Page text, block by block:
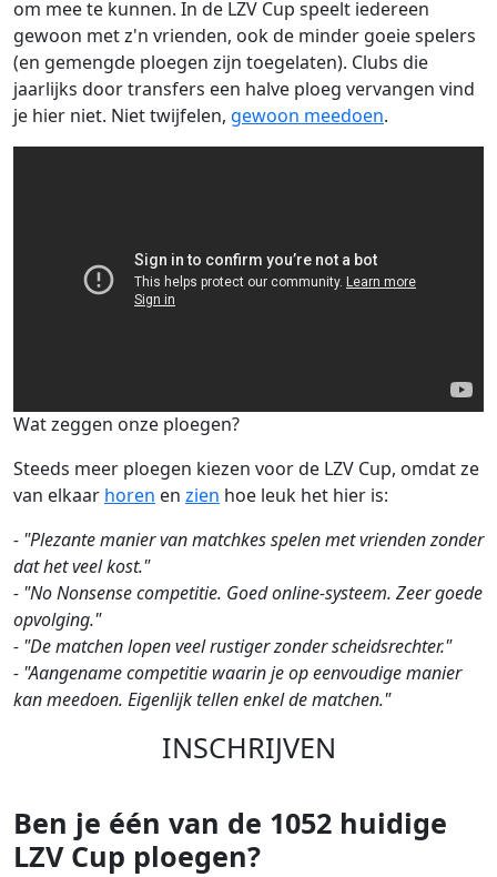
om mee te kunnen. In de LZV Cup speelt iedereen
gewoon met z'n vrienden, ook de minder goeie spelers
(en gemengde ploegen zijn toegelaten). Clubs die
jaarlijks door transfers een halve ploeg vervangen vind
je hier niet. Niet twijfelen, gewoon meedoen.
Wat zeggen onze ploegen?
Steeds meer ploegen kiezen voor de LZV Cup, omdat ze
van elkaar horen en zien hoe leuk het hier is:
- "Plezante manier van matchkes spelen met vrienden zonder
dat het veel kost."
- "No Nonsense competitie. Goed online-systeem. Zeer goede
opvolging."
- "De matchen lopen veel rustiger zonder scheidsrechter."
- "Aangename competitie waarin je op eenvoudige manier
kan meedoen. Eigenlijk tellen enkel de matchen."
INSCHRIJVEN
Ben je één van de 1052 huidige
LZV Cup ploegen?